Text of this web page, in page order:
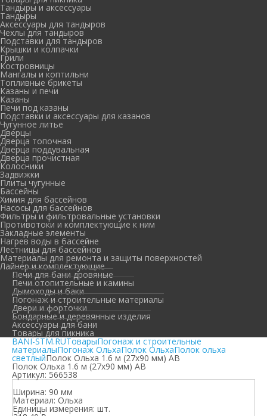
Тандыры и аксессуары
Тандыры
Аксессуары для тандыров
Чехлы для тандыров
Подставки для тандыров
Крышки и колпачки
Грили
Костровницы
Мангалы и коптильни
Топливные брикеты
Казаны и печи
Казаны
Печи под казаны
Подставки и аксессуары для казанов
Чугунное литье
Дверцы
Дверца топочная
Дверца поддувальная
Дверца прочистная
Колосники
Задвижки
Плиты чугунные
Бассейны
Химия для бассейнов
Насосы для бассейнов
Фильтры и фильтровальные установки
Противотоки и комплектующие к ним
Закладные элементы
Нагрев воды в бассейне
Лестницы для бассейнов
Материалы для ремонта и защиты поверхностей
Лайнер и комплектующие
Печи для бани дровяные
Печи отопительные и камины
Дымоходы и баки
Погонаж и строительные материалы
Двери и форточки
Бондарные и деревянные изделия
Аксессуары для бани
Товары для пикника
BANI-STM.RUТоварыПогонаж и строительные
материалыПогонаж ОльхаПолок ОльхаПолок ольха
светлыйПолок Ольха 1.6 м (27х90 мм) АВ
Полок Ольха 1.6 м (27х90 мм) АВ
Артикул: 566538
Ширина: 90 мм
Материал: Ольха
Единицы измерения: шт.